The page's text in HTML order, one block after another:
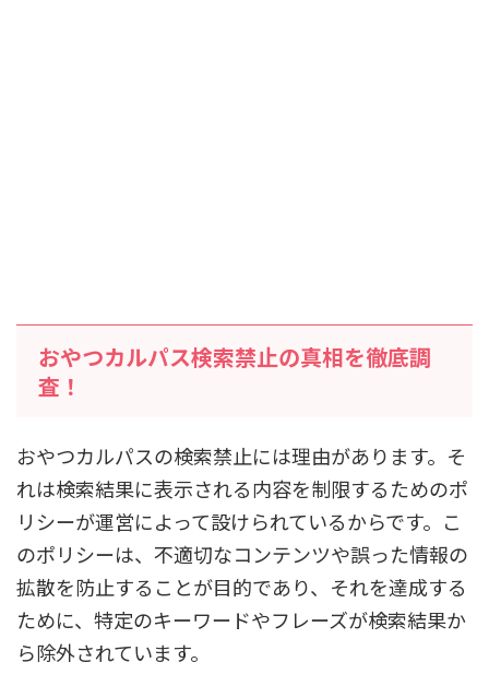
おやつカルパス検索禁止の真相を徹底調
査！
おやつカルパスの検索禁止には理由があります。そ
れは検索結果に表示される内容を制限するためのポ
リシーが運営によって設けられているからです。こ
のポリシーは、不適切なコンテンツや誤った情報の
拡散を防止することが目的であり、それを達成する
ために、特定のキーワードやフレーズが検索結果か
ら除外されています。